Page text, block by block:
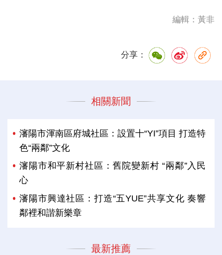
編輯：黃非
分享：
相關新聞
瀋陽市渾南區府城社區：設置十“YI”項目 打造特
色“兩鄰”文化
瀋陽市和平新村社區：舊院變新村 “兩鄰”入民
心
瀋陽市興達社區：打造“五YUE”共享文化 奏響
鄰裡和諧新樂章
最新推薦